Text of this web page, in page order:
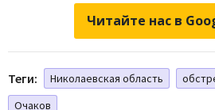
Читайте нас в
Теги: Николаевская область
Очаков